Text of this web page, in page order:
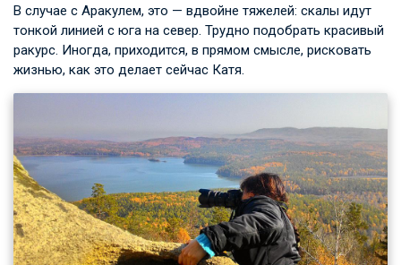
В случае с Аракулем, это — вдвойне тяжелей: скалы идут
тонкой линией с юга на север. Трудно подобрать красивый
ракурс. Иногда, приходится, в прямом смысле, рисковать
жизнью, как это делает сейчас Катя.